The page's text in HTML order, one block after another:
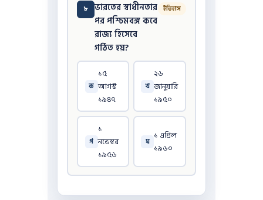
৮ ভারতের স্বাধীনতার
পর পশ্চিমবঙ্গ কবে
রাজ্য হিসেবে
গঠিত হয়?
ইতিহাস
ক
১৫
আগস্ট
১৯৪৭
খ
২৬
জানুয়ারি
১৯৫০
গ
১
নভেম্বর
১৯৫৬
ঘ ১ এপ্রিল
১৯৬০